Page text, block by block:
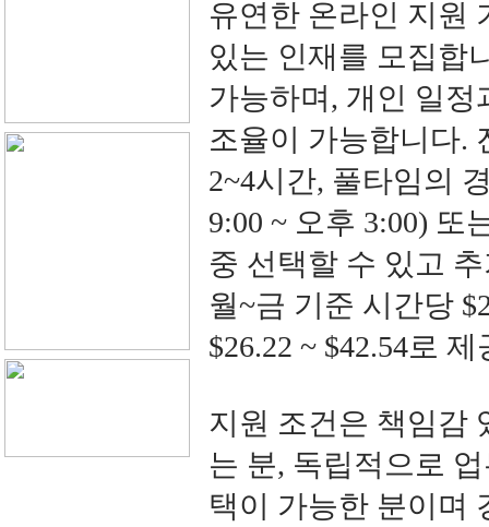
유연한 온라인 지원
있는 인재를 모집합
가능하며, 개인 일
조율이 가능합니다.
2~4시간, 풀타임의
9:00 ~ 오후 3:00) 또
중 선택할 수 있고
월~금 기준 시간당
$26.22 ~ $42.54로
지원 조건은 책임감
는 분, 독립적으로
택이 가능한 분이며